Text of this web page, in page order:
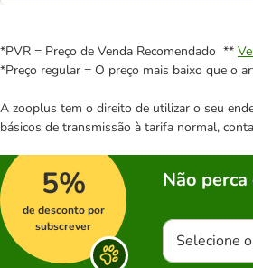
*PVR = Preço de Venda Recomendado **
*Preço regular = O preço mais baixo que o
A zooplus tem o direito de utilizar o seu
básicos de transmissão à tarifa normal,
5%
de desconto por
subscrever
Não
Selecione